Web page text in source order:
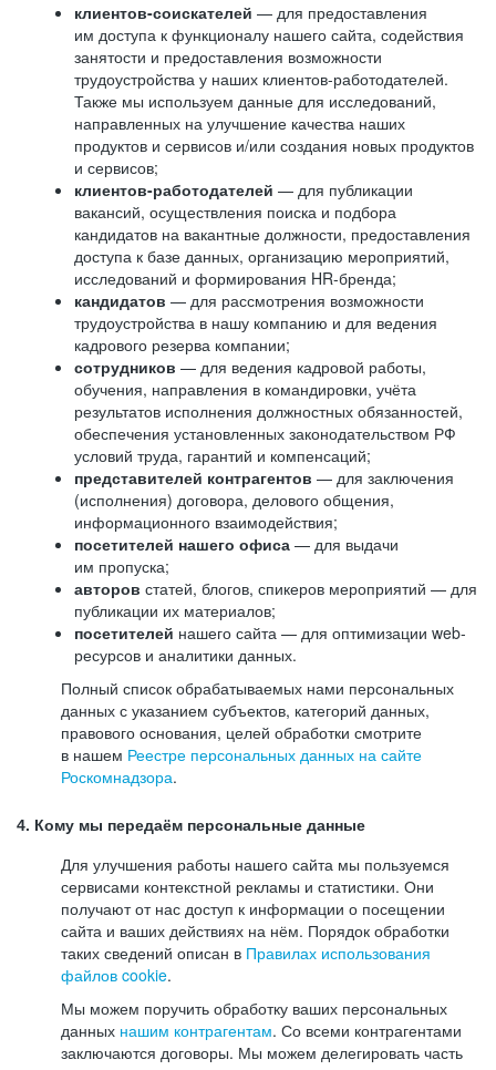
клиентов-соискателей — для предоставления
им доступа к функционалу нашего сайта, содействия
занятости и предоставления возможности
трудоустройства у наших клиентов-работодателей.
Также мы используем данные для исследований,
направленных на улучшение качества наших
продуктов и сервисов и/или создания новых продуктов
и сервисов;
клиентов-работодателей — для публикации
вакансий, осуществления поиска и подбора
кандидатов на вакантные должности, предоставления
доступа к базе данных, организацию мероприятий,
исследований и формирования HR-бренда;
кандидатов — для рассмотрения возможности
трудоустройства в нашу компанию и для ведения
кадрового резерва компании;
сотрудников — для ведения кадровой работы,
обучения, направления в командировки, учёта
результатов исполнения должностных обязанностей,
обеспечения установленных законодательством РФ
условий труда, гарантий и компенсаций;
представителей контрагентов — для заключения
(исполнения) договора, делового общения,
информационного взаимодействия;
посетителей нашего офиса — для выдачи
им пропуска;
авторов статей, блогов, спикеров мероприятий — для
публикации их материалов;
посетителей нашего сайта — для оптимизации web-
ресурсов и аналитики данных.
Полный список обрабатываемых нами персональных
данных с указанием субъектов, категорий данных,
правового основания, целей обработки смотрите
в нашем Реестре персональных данных на сайте
Роскомнадзора.
4. Кому мы передаём персональные данные
Для улучшения работы нашего сайта мы пользуемся
сервисами контекстной рекламы и статистики. Они
получают от нас доступ к информации о посещении
сайта и ваших действиях на нём. Порядок обработки
таких сведений описан в Правилах использования
файлов cookie.
Мы можем поручить обработку ваших персональных
данных нашим контрагентам. Со всеми контрагентами
заключаются договоры. Мы можем делегировать часть